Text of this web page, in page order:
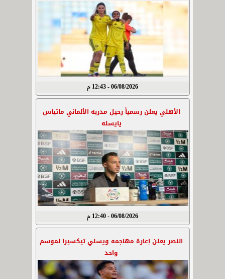
06/08/2026 - 12:43 م
الأهلي يعلن رسمياً رحيل مدربه الألماني ماتياس
يايسله
06/08/2026 - 12:40 م
النصر يعلن إعارة مهاجمه ويسلي تيكسيرا لموسم
واحد